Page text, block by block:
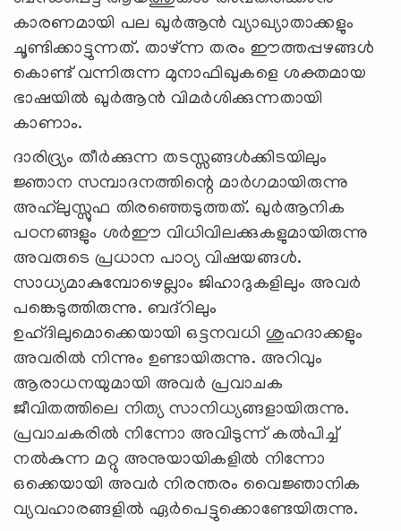
കാരണമായി പല ഖുർആൻ വ്യാഖ്യാതാക്കളും
ചൂണ്ടിക്കാട്ടുന്നത്. താഴ്ന്ന തരം ഈത്തപ്പഴങ്ങൾ
കൊണ്ട് വന്നിരുന്ന മുനാഫിഖുകളെ ശക്തമായ
ഭാഷയിൽ ഖുർആൻ വിമർശിക്കുന്നതായി
കാണാം.
ദാരിദ്ര്യം തീർക്കുന്ന തടസ്സങ്ങൾക്കിടയിലും
ജ്ഞാന സമ്പാദനത്തിന്റെ മാർഗമായിരുന്നു
അഹ്‍ലുസ്സുഫ തിരഞ്ഞെടുത്തത്. ഖുർആനിക
പഠനങ്ങളും ശർഈ വിധിവിലക്കുകളുമായിരുന്നു
അവരുടെ പ്രധാന പാഠ്യ വിഷയങ്ങൾ.
സാധ്യമാകുമ്പോഴെല്ലാം ജിഹാദുകളിലും അവർ
പങ്കെടുത്തിരുന്നു. ബദ്റിലും
ഉഹ്ദിലുമൊക്കെയായി ഒട്ടനവധി ശുഹദാക്കളും
അവരിൽ നിന്നും ഉണ്ടായിരുന്നു. അറിവും
ആരാധനയുമായി അവർ പ്രവാചക
ജീവിതത്തിലെ നിത്യ സാനിധ്യങ്ങളായിരുന്നു.
പ്രവാചകരിൽ നിന്നോ അവിടുന്ന് കൽപിച്ച്
നൽകുന്ന മറ്റു അനുയായികളിൽ നിന്നോ
ഒക്കെയായി അവർ നിരന്തരം വൈജ്ഞാനിക
വ്യവഹാരങ്ങളിൽ ഏർപെട്ടുക്കൊണ്ടേയിരുന്നു.